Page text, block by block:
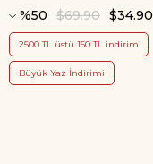
%50 $34.90
$69.90
2500 TL üstü 150 TL indirim
Büyük Yaz İndirimi